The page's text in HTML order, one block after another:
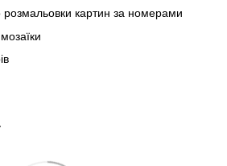
розмальовки картин за номерами